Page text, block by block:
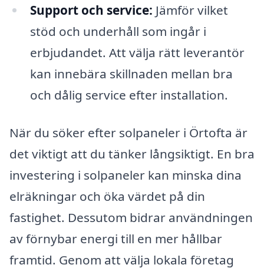
Support och service: Jämför vilket
stöd och underhåll som ingår i
erbjudandet. Att välja rätt leverantör
kan innebära skillnaden mellan bra
och dålig service efter installation.
När du söker efter solpaneler i Örtofta är
det viktigt att du tänker långsiktigt. En bra
investering i solpaneler kan minska dina
elräkningar och öka värdet på din
fastighet. Dessutom bidrar användningen
av förnybar energi till en mer hållbar
framtid. Genom att välja lokala företag